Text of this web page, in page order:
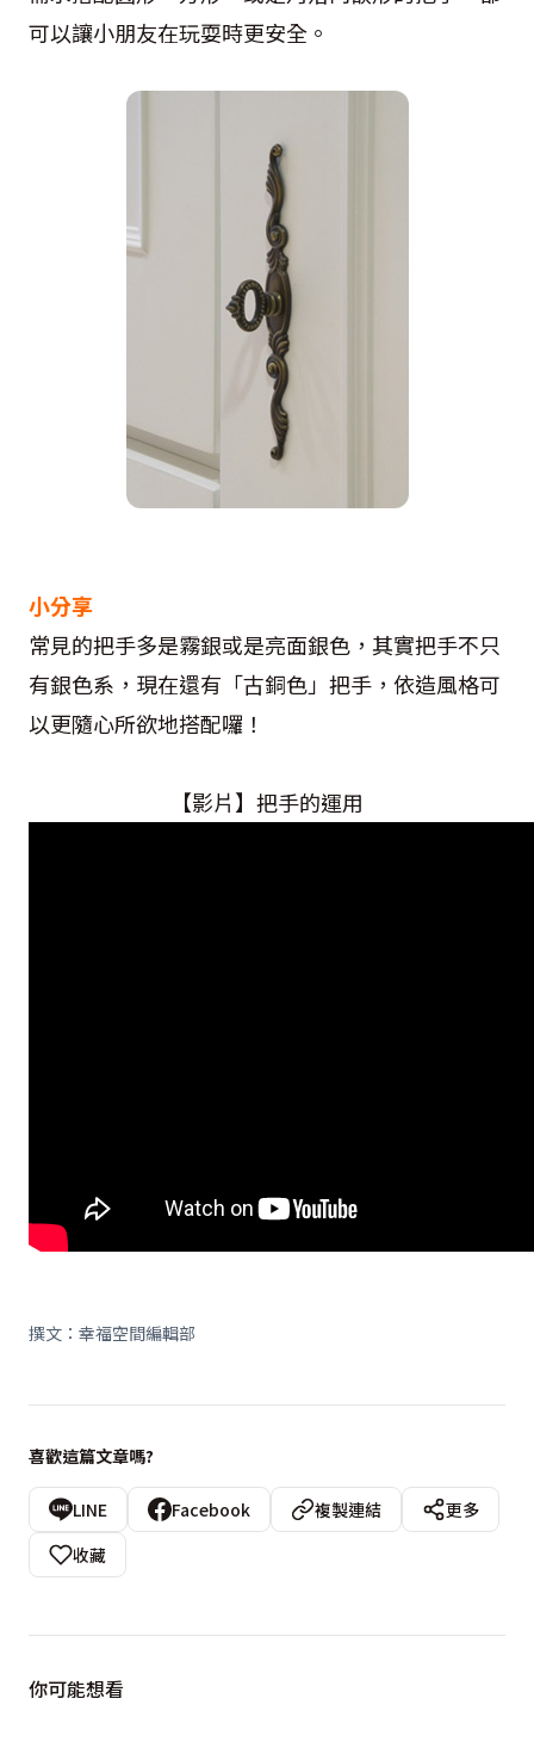
可以讓小朋友在玩耍時更安全。
小分享
常見的把手多是霧銀或是亮面銀色，其實把手不只
有銀色系，現在還有「古銅色」把手，依造風格可
以更隨心所欲地搭配囉！
【影片】把手的運用
撰文：幸福空間編輯部
喜歡這篇文章嗎?
LINE Facebook 複製連結
更多
收藏
你可能想看